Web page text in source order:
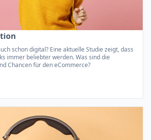
schon digital? Eine aktuelle Studie zeigt, dass
immer beliebter werden. Was sind die
Chancen für den eCommerce?